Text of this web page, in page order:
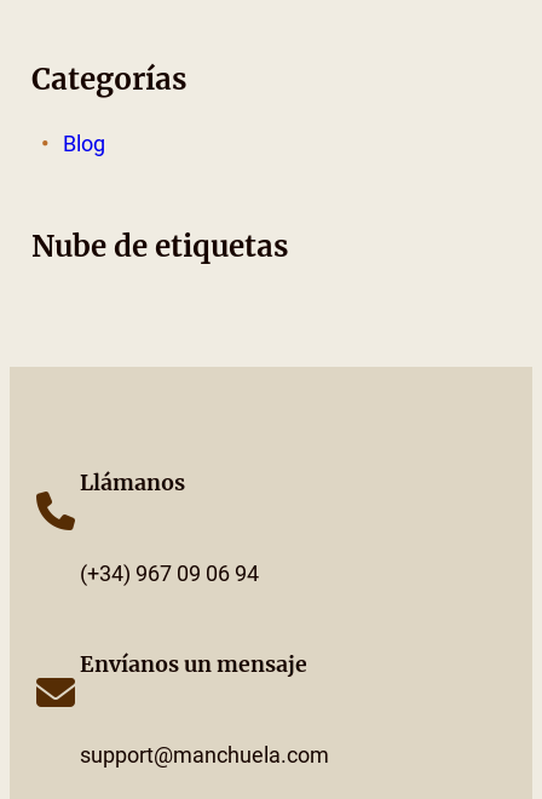
Categorías
Blog
Nube de etiquetas
Llámanos
(+34) 967 09 06 94
Envíanos un mensaje
support@manchuela.com